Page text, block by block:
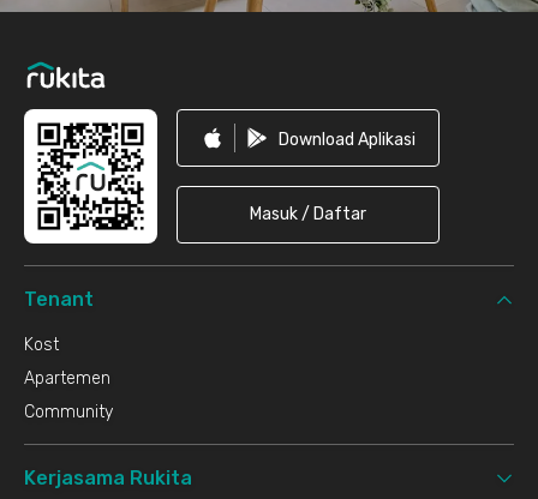
Download Aplikasi
Masuk / Daftar
Tenant
Kost
Apartemen
Community
Kerjasama Rukita